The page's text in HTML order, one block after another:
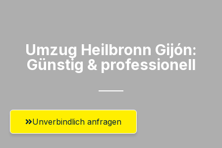
Umzug Heilbronn​ Gijón:
Günstig & professionell​
Unverbindlich anfragen